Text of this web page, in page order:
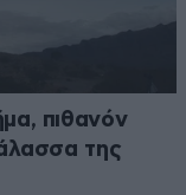
πιθανόν
της